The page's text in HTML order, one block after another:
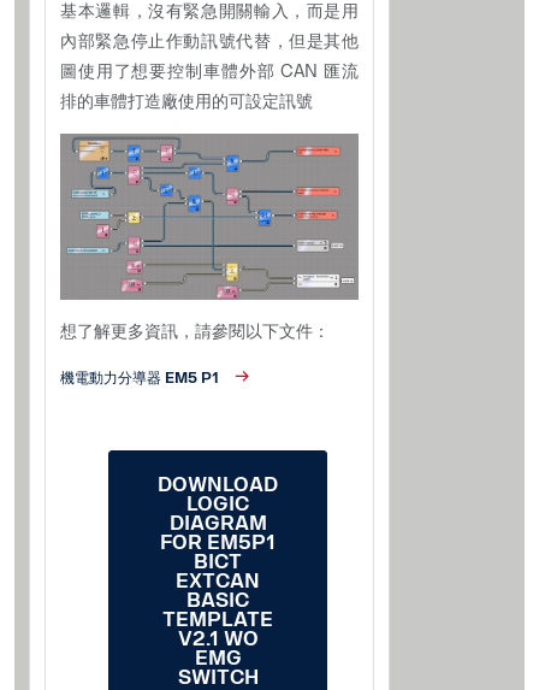
基本邏輯，沒有緊急開關輸入，而是用
內部緊急停止作動訊號代替，但是其他
圖使用了想要控制車體外部 CAN 匯流
排的車體打造廠使用的可設定訊號
想了解更多資訊，請參閱以下文件：
機電動力分導器 EM5 P1
DOWNLOAD
LOGIC
DIAGRAM
FOR EM5P1
BICT
EXTCAN
BASIC
TEMPLATE
V2.1 WO
EMG
SWITCH